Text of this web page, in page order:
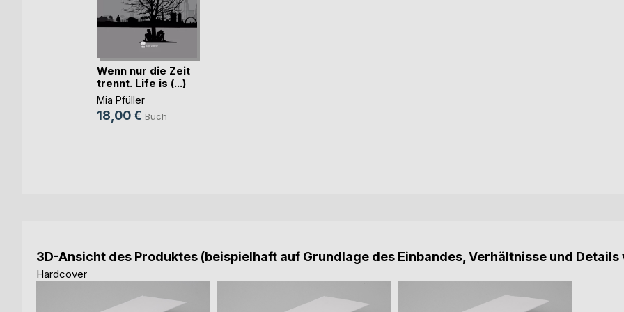
Wenn nur die Zeit
trennt. Life is (...)
Mia Pfüller
18,00 € Buch
3D-Ansicht des Produktes (beispielhaft auf Grundlage des Einbandes, Verhältnisse und
Hardcover